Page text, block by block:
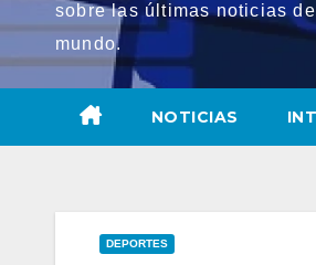
sobre las últimas noticias del
mundo.
NOTICIAS
DEPORTES